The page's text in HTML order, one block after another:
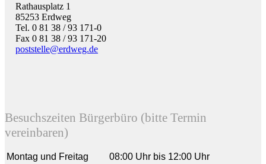
Rathausplatz 1
85253 Erdweg
Tel. 0 81 38 / 93 171-0
Fax 0 81 38 / 93 171-20
poststelle@erdweg.de
Besuchszeiten Bürgerbüro (bitte Termin
vereinbaren)
Montag und Freitag
08:00 Uhr bis 12:00 Uhr